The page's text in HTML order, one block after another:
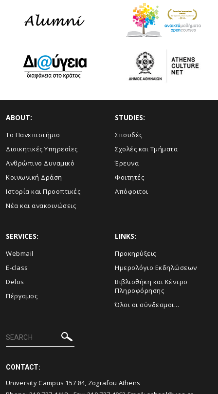
ABOUT:
Το Πανεπιστήμιο
Διοικητικές Υπηρεσίες
Ανθρώπινο Δυναμικό
Κοινωνική Δράση
Ιστορία και Προοπτικές
Νέα και ανακοινώσεις
STUDIES:
Σπουδές
Σχολές και Τμήματα
Έρευνα
Φοιτητές
Απόφοιτοι
SERVICES:
Webmail
E-class
Delos
Πέργαμος
LINKS:
Προκηρύξεις
Ημερολόγιο Εκδηλώσεων
Βιβλιοθήκη και Κέντρο
Πληροφόρησης
Όλοι οι σύνδεσμοι...
CONTACT:
University Campus 157 84, Zografou Athens